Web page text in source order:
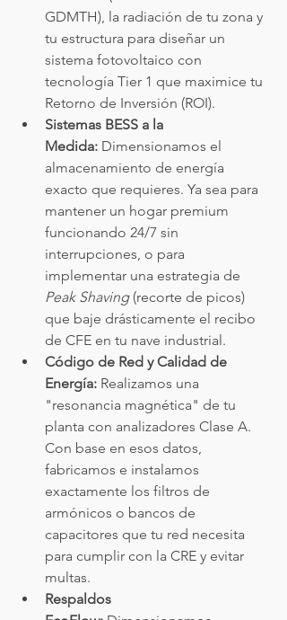
GDMTH), la radiación de tu zona y
tu estructura para diseñar un
sistema fotovoltaico con
tecnología Tier 1 que maximice tu
Retorno de Inversión (ROI).
Sistemas BESS a la
Medida: Dimensionamos el
almacenamiento de energía
exacto que requieres. Ya sea para
mantener un hogar premium
funcionando 24/7 sin
interrupciones, o para
implementar una estrategia de
Peak Shaving (recorte de picos)
que baje drásticamente el recibo
de CFE en tu nave industrial.
Código de Red y Calidad de
Energía: Realizamos una
"resonancia magnética" de tu
planta con analizadores Clase A.
Con base en esos datos,
fabricamos e instalamos
exactamente los filtros de
armónicos o bancos de
capacitores que tu red necesita
para cumplir con la CRE y evitar
multas.
Respaldos